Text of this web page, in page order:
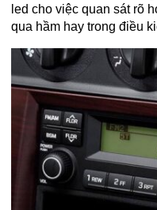
led cho việc quan sát rõ
qua hầm hay trong điều